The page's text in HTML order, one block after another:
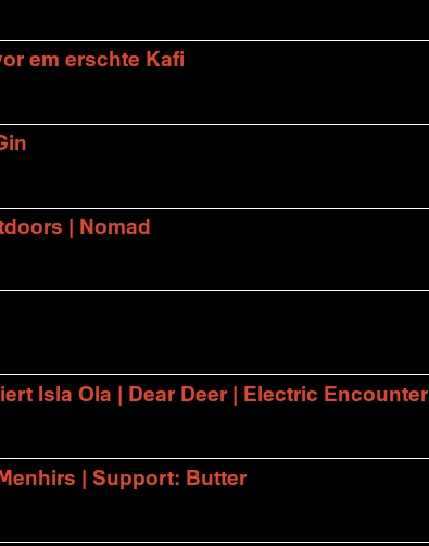
em erschte Kafi
| Nomad
Isla Ola | Dear Deer | Electric Encounter
| Support: Butter